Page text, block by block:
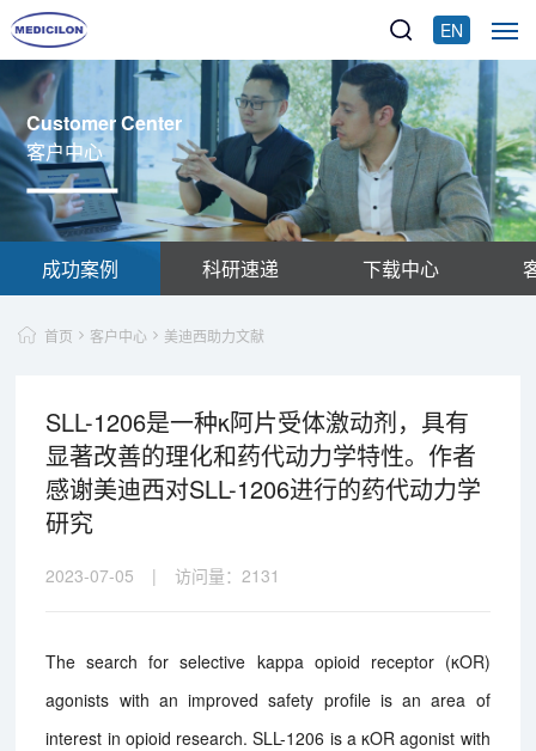
EN
Customer Center
客户中心
成功案例 科研速递 下载中心
首页 客户中心 美迪西助力文献
SLL-1206是一种κ阿片受体激动剂，具有
显著改善的理化和药代动力学特性。作者
感谢美迪西对SLL-1206进行的药代动力学
研究
2023-07-05 | 访问量： 2131
The search for selective kappa opioid receptor (κOR)
agonists with an improved safety profile is an area of
interest in opioid research. SLL-1206 is a κOR agonist with